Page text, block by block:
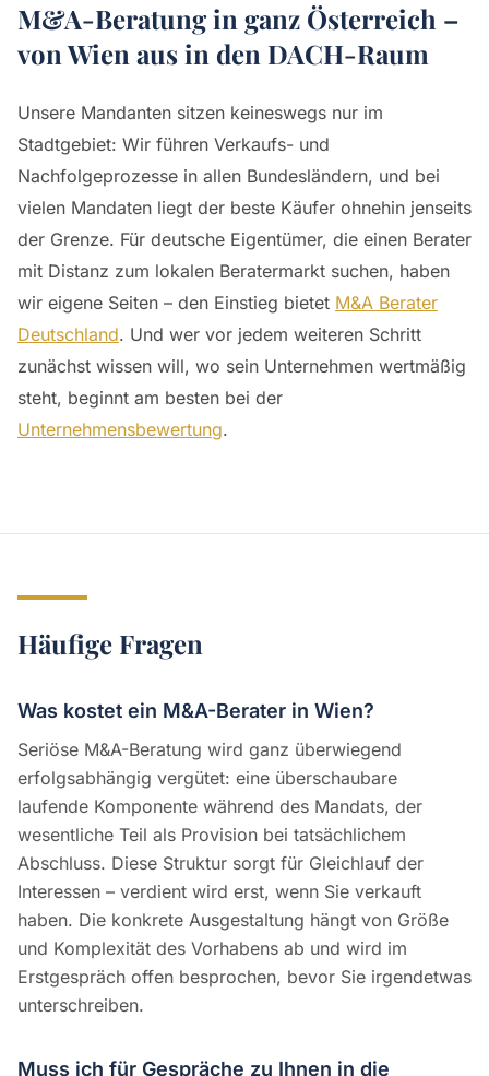
M&A-Beratung in ganz Österreich –
von Wien aus in den DACH-Raum
Unsere Mandanten sitzen keineswegs nur im
Stadtgebiet: Wir führen Verkaufs- und
Nachfolgeprozesse in allen Bundesländern, und bei
vielen Mandaten liegt der beste Käufer ohnehin jenseits
der Grenze. Für deutsche Eigentümer, die einen Berater
mit Distanz zum lokalen Beratermarkt suchen, haben
wir eigene Seiten – den Einstieg bietet M&A Berater
Deutschland. Und wer vor jedem weiteren Schritt
zunächst wissen will, wo sein Unternehmen wertmäßig
steht, beginnt am besten bei der
Unternehmensbewertung.
Häufige Fragen
Was kostet ein M&A-Berater in Wien?
Seriöse M&A-Beratung wird ganz überwiegend
erfolgsabhängig vergütet: eine überschaubare
laufende Komponente während des Mandats, der
wesentliche Teil als Provision bei tatsächlichem
Abschluss. Diese Struktur sorgt für Gleichlauf der
Interessen – verdient wird erst, wenn Sie verkauft
haben. Die konkrete Ausgestaltung hängt von Größe
und Komplexität des Vorhabens ab und wird im
Erstgespräch offen besprochen, bevor Sie irgendetwas
unterschreiben.
Muss ich für Gespräche zu Ihnen in die